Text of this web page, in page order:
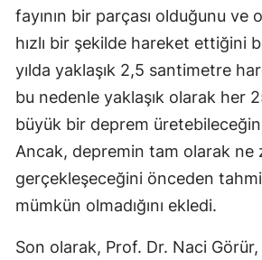
fayının bir parçası olduğunu ve
hızlı bir şekilde hareket ettiğini
yılda yaklaşık 2,5 santimetre
bu nedenle yaklaşık olarak her
büyük bir deprem
Ancak, depremin tam olarak ne
gerçekleşeceğini önceden
mümkün olmadığını ekledi.
Son olarak, Prof. Dr. Naci Görür,